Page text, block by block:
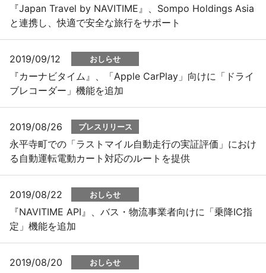
『Japan Travel by NAVITIME』、Sompo Holdings Asia
と連携し、快適で安全な旅行をサポート
2019/09/12 おしらせ
『カーナビタイム』、「Apple CarPlay」向けに「ドライ
ブレコーダー」機能を追加
2019/08/26 プレスリリース
永平寺町での「ラストマイル自動走行の実証評価」におけ
る自動運転電動カート対応のルートを提供
2019/08/22 おしらせ
『NAVITIME API』、バス・物流事業者向けに「乗降IC指
定」機能を追加
2019/08/20 おしらせ